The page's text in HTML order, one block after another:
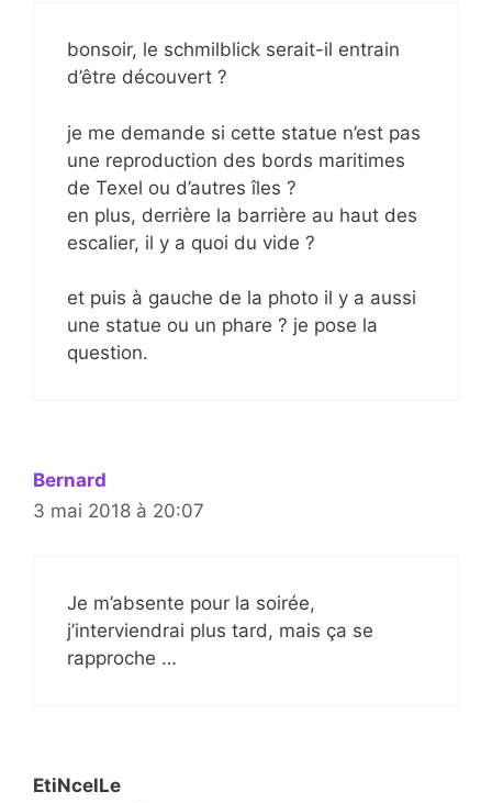
bonsoir, le schmilblick serait-il entrain
d’être découvert ?
je me demande si cette statue n’est pas
une reproduction des bords maritimes
de Texel ou d’autres îles ?
en plus, derrière la barrière au haut des
escalier, il y a quoi du vide ?
et puis à gauche de la photo il y a aussi
une statue ou un phare ? je pose la
question.
Bernard
3 mai 2018 à 20:07
Je m’absente pour la soirée,
j’interviendrai plus tard, mais ça se
rapproche …
EtiNcelLe